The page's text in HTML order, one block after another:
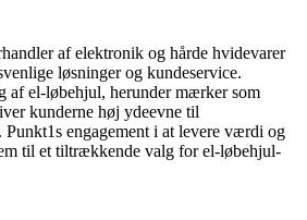
af elektronik og hårde hvidevarer
løsninger og kundeservice.
af el-løbehjul, herunder mærker som
kunderne høj ydeevne til
engagement i at levere værdi og
til et tiltrækkende valg for el-løbehjul-